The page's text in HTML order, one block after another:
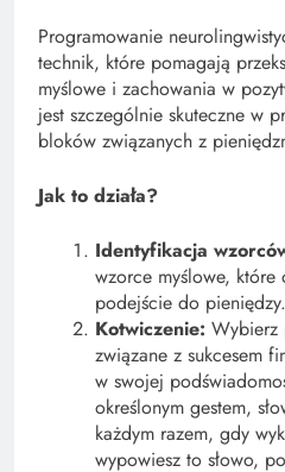
Programowanie
technik, które pomagają
myślowe i zachowania w
jest szczególnie skuteczne w
bloków związanych z
Jak to działa?
Identyfikacja
wzorce myślowe, które
podejście do pieniędzy.
Kotwiczenie: Wybierz
związane z sukcesem
w swojej
określonym gestem,
każdym razem, gdy
wypowiesz to słowo,